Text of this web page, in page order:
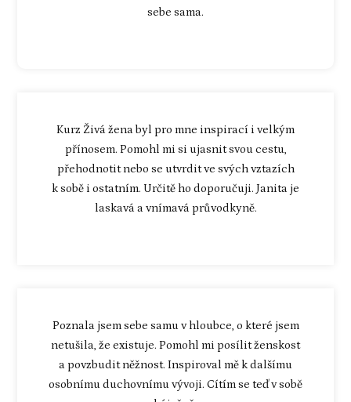
sebe sama.
Kurz Živá žena byl pro mne inspirací i velkým
přínosem. Pomohl mi si ujasnit svou cestu,
přehodnotit nebo se utvrdit ve svých vztazích
k sobě i ostatním. Určitě ho doporučuji. Janita je
laskavá a vnímavá průvodkyně.
Poznala jsem sebe samu v hloubce, o které jsem
netušila, že existuje. Pomohl mi posílit ženskost
a povzbudit něžnost. Inspiroval mě k dalšímu
osobnímu duchovnímu vývoji. Cítím se teď v sobě